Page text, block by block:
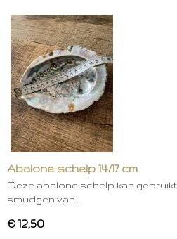
Abalone schelp 14/17 cm
Deze abalone schelp kan
smudgen van…
€ 12,50